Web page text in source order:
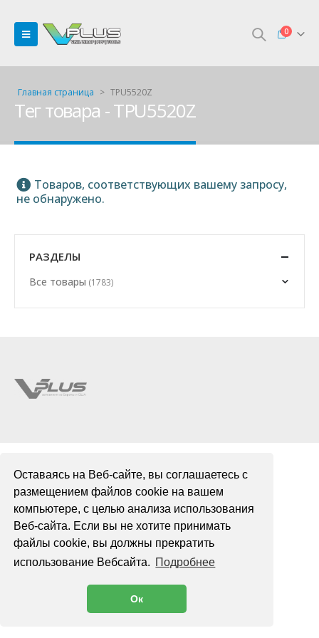
Оставаясь на Веб-сайте, вы соглашаетесь с
размещением файлов cookie на вашем
компьютере, с целью анализа использования
Веб-сайта. Если вы не хотите принимать
файлы cookie, вы должны прекратить
использование Вебсайта. Подробнее
Ок
0
Главная страница > TPU5520Z
Тег товара - TPU5520Z
Товаров, соответствующих вашему запросу,
не обнаружено.
РАЗДЕЛЫ
Все товары (1783)